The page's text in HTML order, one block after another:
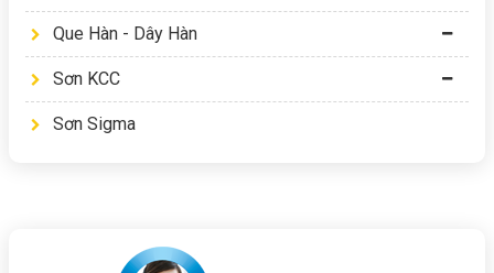
Que Hàn - Dây Hàn
Sơn KCC
Sơn Sigma